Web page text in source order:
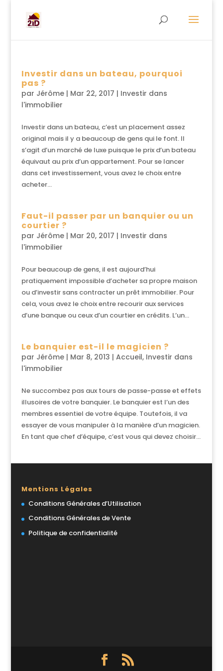
Investir dans un bateau, pourquoi
pas ?
par Jérôme| Mar 22, 2017 | Investir dans
l'immobilier
Investir dans un bateau, c’est un placement assez
original mais il y a beaucoup de gens qui le font. Il
s’agit d’un marché de luxe puisque le prix d’un bateau
équivaut au prix d’un appartement. Pour se lancer
dans cet investissement, vous avez le choix entre
acheter...
Faut-il passer par un banquier ou un
courtier ?
par Jérôme| Mar 20, 2017 | Investir dans
l'immobilier
Pour beaucoup de gens, il est aujourd’hui
pratiquement impossible d’acheter sa propre maison
ou d’investir sans contracter un prêt immobilier. Pour
cela, vous avez le choix entre recourir aux services
d’une banque ou ceux d’un courtier en crédits. L’un...
Le banquier est-il le magicien ?
par Jérôme| Mar 8, 2013 | Accueil, Investir dans
l'immobilier
Ne succombez pas aux tours de passe-passe et effets
illusoires de votre banquier. Le banquier est l’un des
membres essentiel de votre équipe. Toutefois, il va
essayer de vous manipuler à la manière d’un magicien.
En tant que chef d’équipe, c’est vous qui devez choisir...
Mentions Légales
Conditions Générales d’Utilisation
Conditions Générales de Vente
Politique de confidentialité